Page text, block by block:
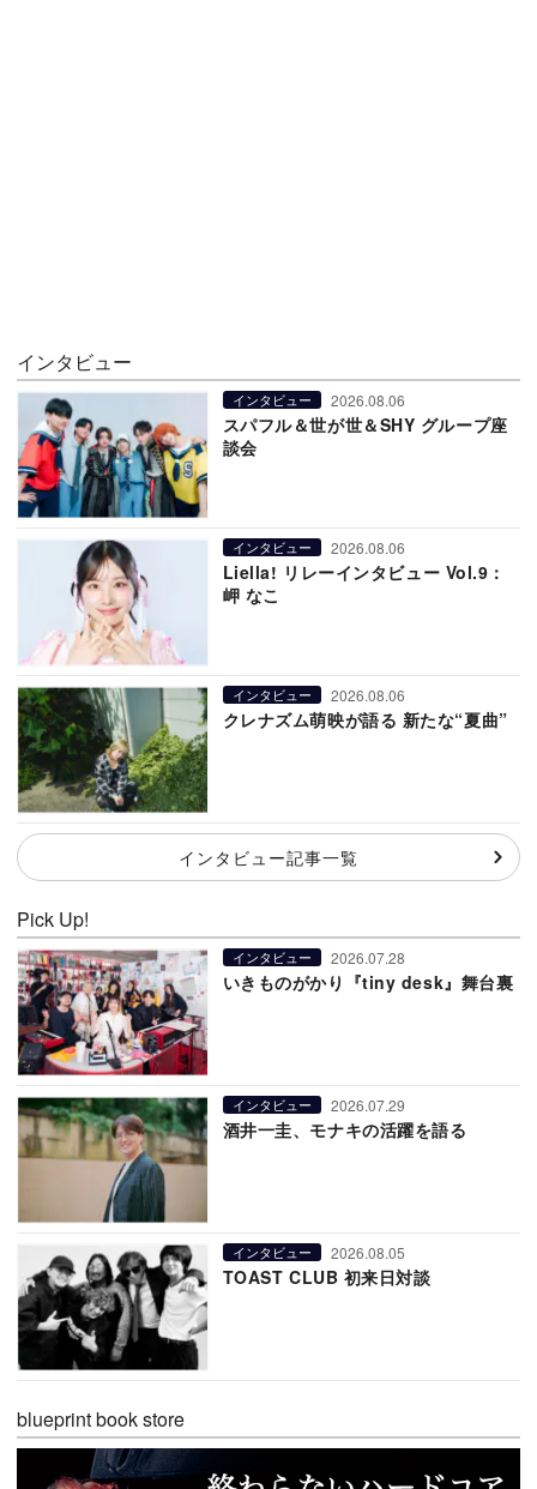
インタビュー
インタビュー 2026.08.06
スパフル＆世が世＆SHY グループ座
談会
インタビュー 2026.08.06
Liella! リレーインタビュー Vol.9：
岬 なこ
インタビュー 2026.08.06
クレナズム萌映が語る 新たな“夏曲”
インタビュー記事一覧
Pick Up!
インタビュー 2026.07.28
いきものがかり『tiny desk』舞台裏
インタビュー 2026.07.29
酒井一圭、モナキの活躍を語る
インタビュー 2026.08.05
TOAST CLUB 初来日対談
blueprint book store